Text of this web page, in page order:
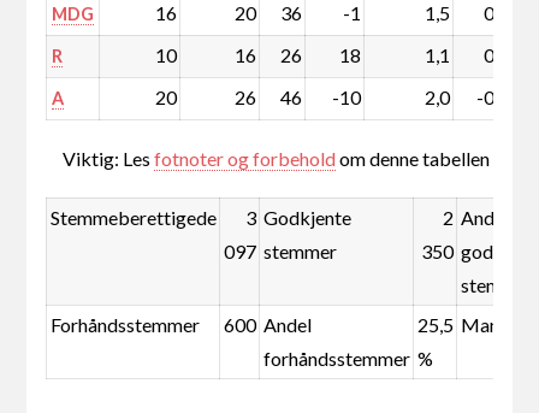
MDG 16 20 36 -1 1,5 0,0
R 10 16 26 18 1,1 0,8
A 20 26 46 -10 2,0 -0,4
Viktig: Lesfotnoter og forbeholdom denne tabellen
Stemmeberettigede
3
097
Godkjente
stemmer
2
350
Andel
stemmer
Forhåndsstemmer
600 Andel
forhåndsstemmer
25,5
%